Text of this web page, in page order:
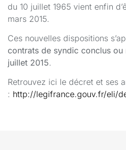
du 10 juillet 1965 vient enfin
mars 2015.
Ces nouvelles dispositions
contrats de syndic conclus ou
juillet 2015.
Retrouvez ici le décret et ses
: http://legifrance.gouv.fr/eli/